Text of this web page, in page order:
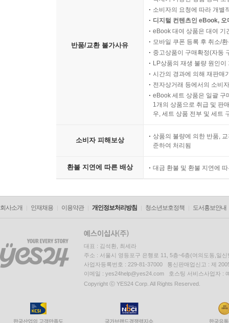
반품/교환 불가사유
소비자의 요청에 따라 개별
디지털 컨텐츠인 eBook,
eBook 대여 상품은 대여 기
모바일 쿠폰 등록 후 취소/
중고상품이 구매확정(자동
LP상품의 재생 불량 원인
시간의 경과에 의해 재판매
전자상거래 등에서의 소비
eBook 세트 상품은 일괄 구
1개의 상품으로 취급 및 판
우, 세트 상품 전부 및 세트
소비자 피해보상
상품의 불량에 의한 반품,
준하여 처리됨
환불 지연에 따른 배상 대금 환불 및 환불 지연에
회사소개 인재채용 이용약관 개인정보처리방침 청소년보호정책 도서홍보안내
대표 : 김석환, 최세라
주소 : 서울시 영등포구 은행로 11, 5층~6층(여의도동,일신
사업자등록번호 : 229-81-37000 통신판매업신고 : 제
이메일 : yes24help@yes24.com 호스팅 서비스사업자 :
Copyright ⓒ YES24 Corp. All Rights Reserved.